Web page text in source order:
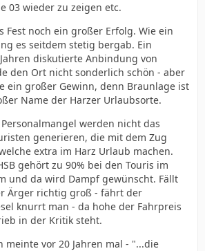
03 wieder zu zeigen etc.
Fest noch ein großer Erfolg. Wie ein
es seitdem stetig bergab. Ein
diskutierte Anbindung von
den Ort nicht sonderlich schön - aber
ein großer Gewinn, denn Braunlage ist
Name der Harzer Urlaubsorte.
werden nicht das
generieren, die mit dem Zug
extra im Harz Urlaub machen.
gehört zu 90% bei den Touris im
und da wird Dampf gewünscht. Fällt
Ärger richtig groß - fährt der
knurrt man - da hohe der Fahrpreis
in der Kritik steht.
meinte vor 20 Jahren mal - "...die